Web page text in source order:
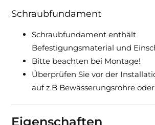
Schraubfundament
Schraubfundament enthält
Befestigungsmaterial und
Bitte beachten bei Montage!
Überprüfen Sie vor der
auf z.B Bewässerungsrohre
Eigenschaften